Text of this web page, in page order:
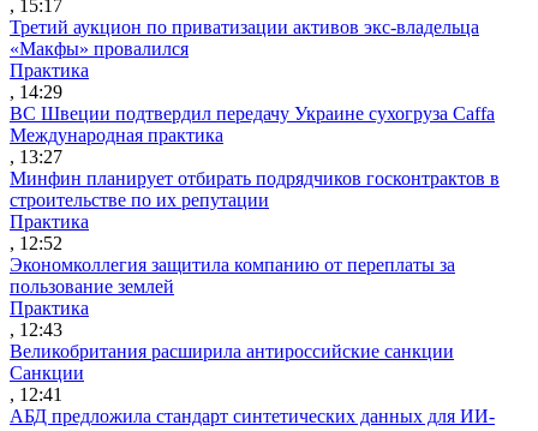
, 15:17
Третий аукцион по приватизации активов экс-владельца
«Макфы» провалился
Практика
, 14:29
ВС Швеции подтвердил передачу Украине сухогруза Caffa
Международная практика
, 13:27
Минфин планирует отбирать подрядчиков госконтрактов в
строительстве по их репутации
Практика
, 12:52
Экономколлегия защитила компанию от переплаты за
пользование землей
Практика
, 12:43
Великобритания расширила антироссийские санкции
Санкции
, 12:41
АБД предложила стандарт синтетических данных для ИИ-